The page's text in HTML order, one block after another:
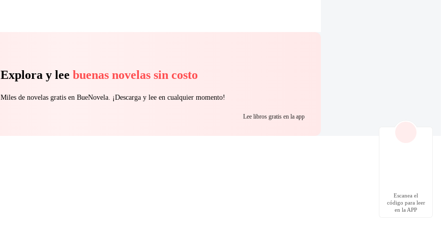
Explora y lee buenas novelas sin costo
Miles de novelas gratis en BueNovela. ¡Descarga y lee en cualquier momento!
Lee libros gratis en la app
Escanea el
código para leer
en la APP